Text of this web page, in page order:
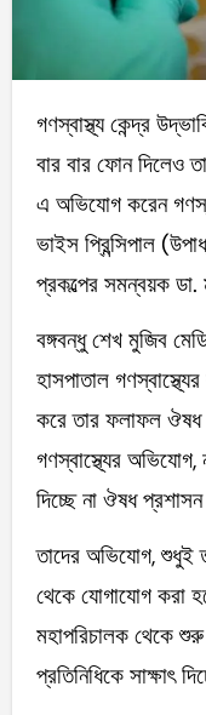
গণস্বাস্থ্য কেন্দ্র উদ্ভাবিত কিট বিষয়ে কথা বলতে ঔষধ প্রশাসনে
বার বার ফোন দিলেও
এ অভিযোগ করেন
ভাইস প্রিন্সিপাল
প্রকল্পের সমন্বয়ক ডা.
বঙ্গবন্ধু শেখ মুজিব
হাসপাতাল গণস্বাস্থ্যের
করে তার ফলাফল ঔষধ
গণস্বাস্থ্যের
দিচ্ছে না ঔষধ
তাদের অভিযোগ, শুধুই
থেকে যোগাযোগ করা
মহাপরিচালক থেকে শুরু
প্রতিনিধিকে সাক্ষাৎ